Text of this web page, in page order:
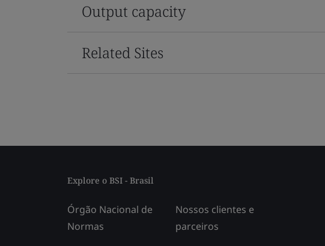
Output capacity
Related Sites
Explore o BSI - Brasil
Órgão Nacional de
Normas
Nossos clientes e
parceiros